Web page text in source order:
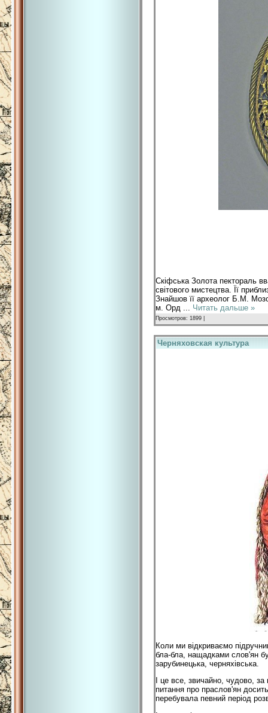
Скіфська Золота пектораль
світового мистецтва. Її
Знайшов її археолог Б.М.
м. Орд ... Читать дальше »
Просмотров: 1899 |
Черняховская культура
Коли ми відкриваємо
бла-бла, нащадками слов'ян
зарубинецька, черняхівська.
І це все, звичайно, чудово,
питання про праслов'ян
перебувала певний період